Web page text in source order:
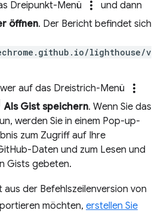
Dreipunkt-Menü more_vert
und dann
öffnen. Der Bericht befindet sich
lighthouse/v
auf das Dreistrich-Menü
more_vert
Als Gist speichern. Wenn Sie das
werden Sie in einem Pop-up-
zum Zugriff auf Ihre
Daten und zum Lesen und
Gists gebeten.
aus der Befehlszeilenversion von
möchten, erstellen Sie